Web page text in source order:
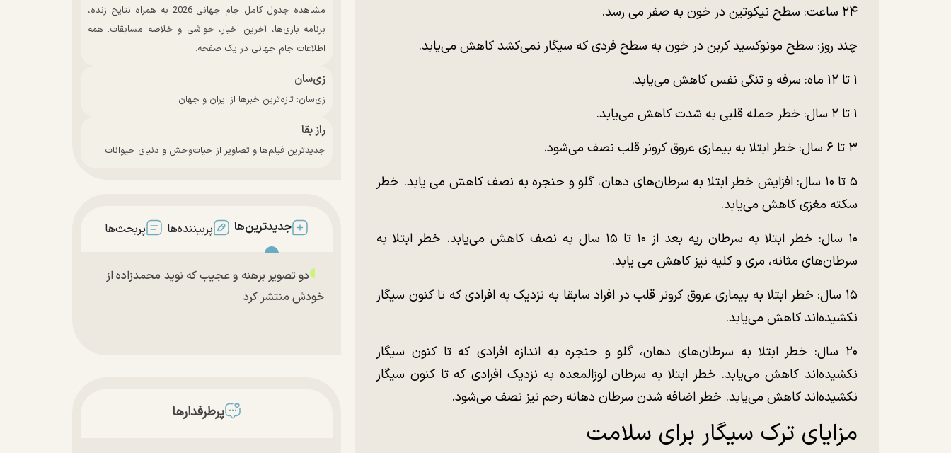
۲۴ ساعت: سطح نیکوتین در خون به صفر می رسد.
چند روز: سطح مونوکسید کربن در خون به سطح فردی که سیگار نمی‌کشد کاهش می‌یابد.
۱ تا ۱۲ ماه: سرفه و تنگی نفس کاهش می‌یابد.
۱ تا ۲ سال: خطر حمله قلبی به شدت کاهش می‌یابد.
۳ تا ۶ سال: خطر ابتلا به بیماری عروق کرونر قلب نصف می‌شود.
۵ تا ۱۰ سال: افزایش خطر ابتلا به سرطان‌های دهان، گلو و حنجره به نصف کاهش می یابد. خطر
سکته مغزی کاهش می‌یابد.
۱۰ سال: خطر ابتلا به سرطان ریه بعد از ۱۰ تا ۱۵ سال به نصف کاهش می‌یابد. خطر ابتلا به
سرطان‌های مثانه، مری و کلیه نیز کاهش می یابد.
۱۵ سال: خطر ابتلا به بیماری عروق کرونر قلب در افراد سابقا به نزدیک به افرادی که تا کنون سیگار
نکشیده‌اند کاهش می‌یابد.
۲۰ سال: خطر ابتلا به سرطان‌های دهان، گلو و حنجره به اندازه افرادی که تا کنون سیگار
نکشیده‌اند کاهش می‌یابد. خطر ابتلا به سرطان لوزالمعده به نزدیک افرادی که تا کنون سیگار
نکشیده‌اند کاهش می‌یابد. خطر اضافه شدن سرطان دهانه رحم نیز نصف می‌شود.
مزایای ترک سیگار برای سلامت
مشاهده جدول کامل جام جهانی 2026 به همراه نتایج زنده،
برنامه بازی‌ها، آخرین اخبار، حواشی و خلاصه مسابقات. همه
اطلاعات جام جهانی در یک صفحه.
زی‌سان
زی‌سان: تازه‌ترین خبرها از ایران و جهان
راز بقا
جدیدترین فیلم‌ها و تصاویر از حیات‌وحش و دنیای حیوانات
جدیدترین‌ها پربیننده‌ها پربحث‌ها
دو تصویر برهنه و عجیب که نوید محمدزاده از
خودش منتشر کرد
پرطرفدارها